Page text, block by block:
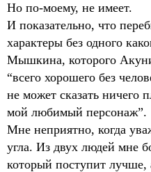
Но по-моему, не имеет.
И показательно, что
характеры без одного
Мышкина, которого
“всего хорошего без
не может сказать ничего
мой любимый персонаж”.
Мне неприятно, когда
угла. Из двух людей мне
который поступит